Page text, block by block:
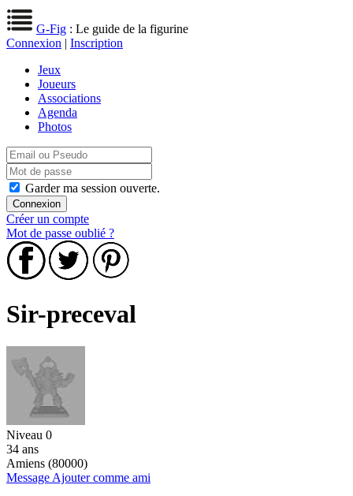
G-Fig : Le guide de la figurine
Connexion | Inscription
Jeux
Joueurs
Associations
Agenda
Photos
Garder ma session ouverte.
Créer un compte
Mot de passe oublié ?
Sir-preceval
Niveau 0
34 ans
Amiens (80000)
Message Ajouter comme ami